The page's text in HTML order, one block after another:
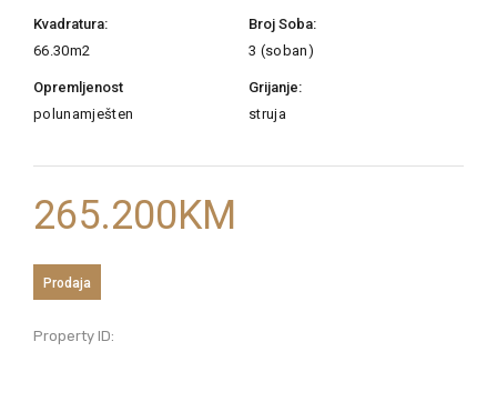
Kvadratura:
66.30m2
Broj Soba:
3 (soban)
Opremljenost
polunamješten
Grijanje:
struja
265.200KM
Prodaja
Property ID: